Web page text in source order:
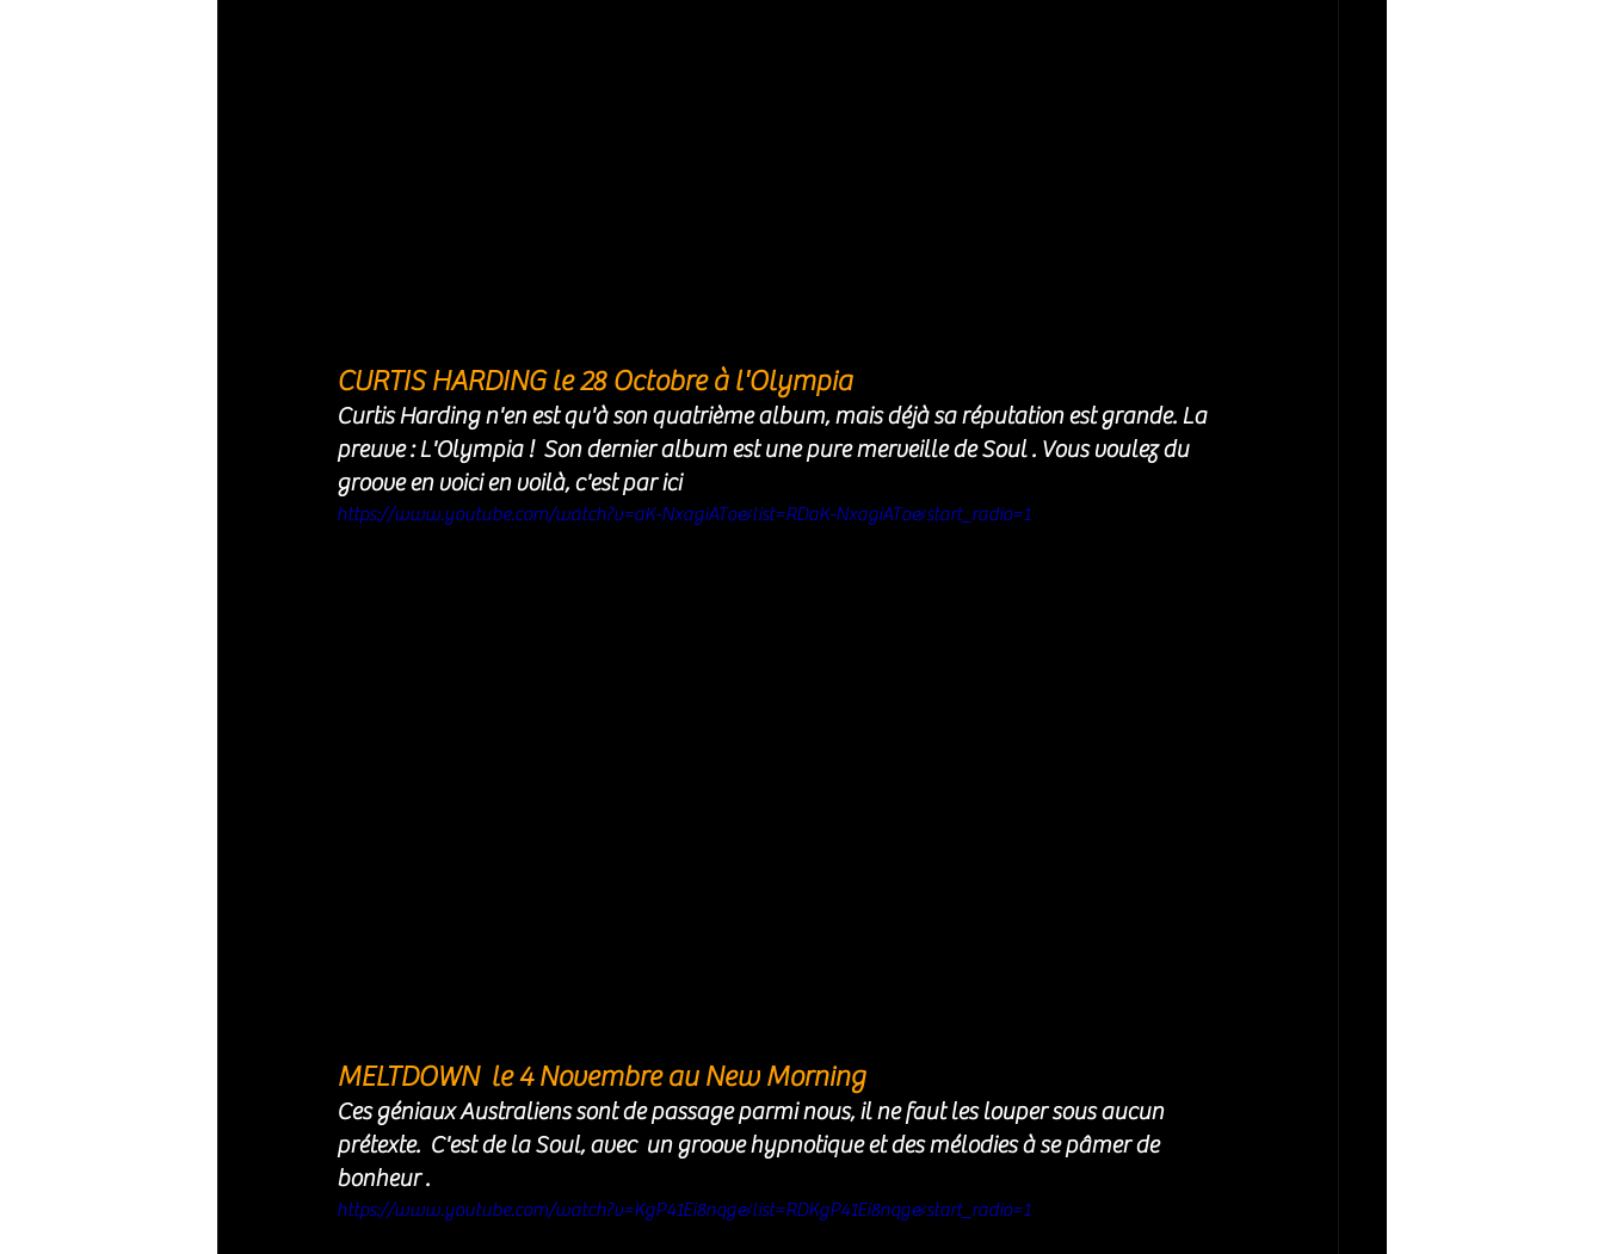
CURTIS HARDING le 28 Octobre à l'Olympia
Curtis Harding n'en est qu'à son quatrième album, mais déjà sa réputation est grande. La
preuve : L'Olympia !  Son dernier album est une pure merveille de Soul . Vous voulez du
groove en voici en voilà, c'est par ici
https://www.youtube.com/watch?v=aK-NxagiATo&list=RDaK-NxagiATo&start_radio=1
MELTDOWN  le 4 Novembre au New Morning
Ces géniaux Australiens sont de passage parmi nous, il ne faut les louper sous aucun
prétexte.  C'est de la Soul, avec  un groove hypnotique et des mélodies à se pâmer de
bonheur .
https://www.youtube.com/watch?v=KgP41Ei8nqg&list=RDKgP41Ei8nqg&start_radio=1